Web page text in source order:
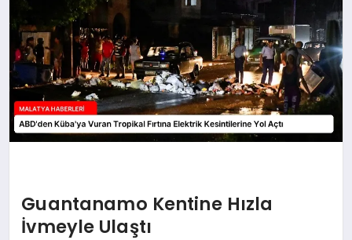
SIYASET
SPOR
TEKNOLOJI
Guantanamo Kentine Hızla
İvmeyle Ulaştı